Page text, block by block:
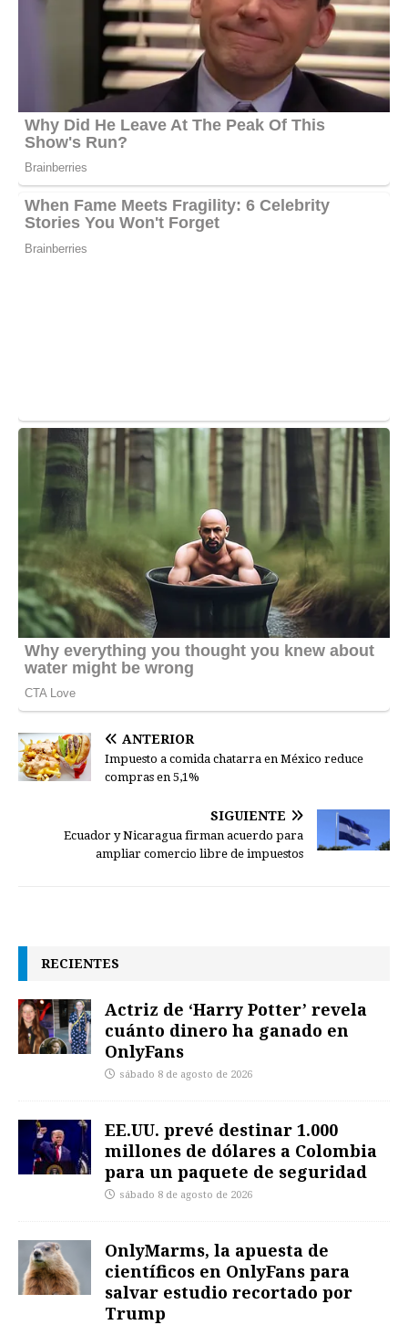
ANTERIOR
Impuesto a comida chatarra en México reduce
compras en 5,1%
SIGUIENTE
Ecuador y Nicaragua firman acuerdo para
ampliar comercio libre de impuestos
RECIENTES
Actriz de ‘Harry Potter’ revela
cuánto dinero ha ganado en
OnlyFans
sábado 8 de agosto de 2026
EE.UU. prevé destinar 1.000
millones de dólares a Colombia
para un paquete de seguridad
sábado 8 de agosto de 2026
OnlyMarms, la apuesta de
científicos en OnlyFans para
salvar estudio recortado por
Trump